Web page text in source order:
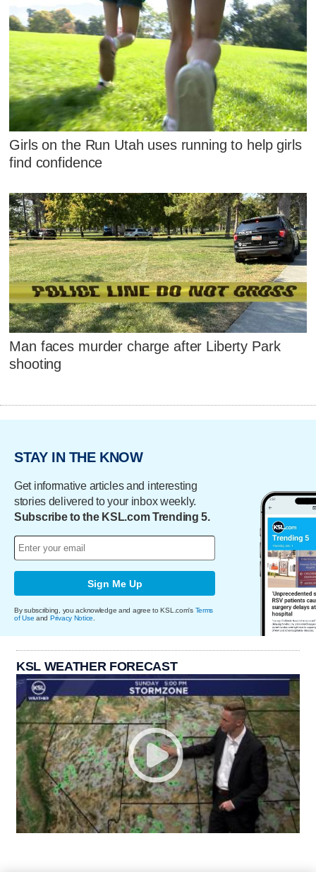
Girls on the Run Utah uses running to help girls
find confidence
Man faces murder charge after Liberty Park
shooting
STAY IN THE KNOW
Get informative articles and interesting
stories delivered to your inbox weekly.
Subscribe to the KSL.com Trending 5.
Sign Me Up
By subscribing, you acknowledge and agree to KSL.com's Terms
of Use and Privacy Notice.
KSL WEATHER FORECAST